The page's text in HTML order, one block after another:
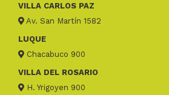
VILLA CARLOS PAZ
Av. San Martín 1582
LUQUE
Chacabuco 900
VILLA DEL ROSARIO
H. Yrigoyen 900